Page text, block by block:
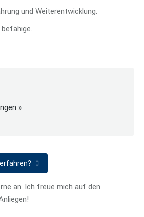
und Weiterentwicklung.
an. Ich freue mich auf den